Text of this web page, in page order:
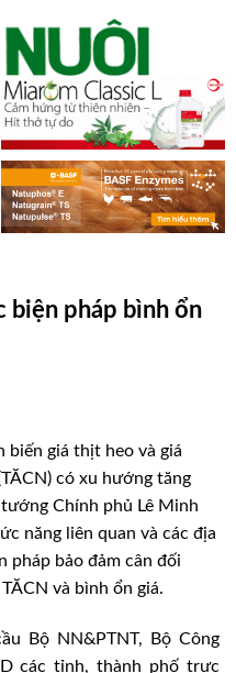
biện pháp bình ổn
biến giá thịt heo và giá
có xu hướng tăng
Chính phủ Lê Minh
năng liên quan và các địa
pháp bảo đảm cân đối
và bình ổn giá.
Bộ NN&PTNT, Bộ Công
các tỉnh, thành phố trực